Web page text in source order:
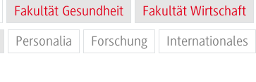
Fakultät Gesundheit Fakultät Wirtschaft
Personalia Forschung Internationales